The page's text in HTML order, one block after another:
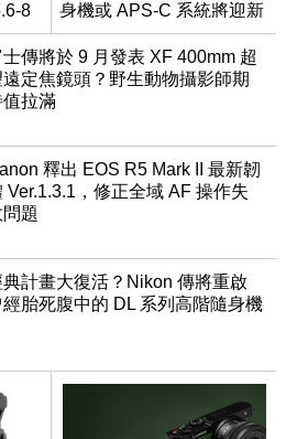
8
身機或 APS-C 系統將迎新
成員？
士傳將於 9 月發表 XF 400mm 超
遠定焦鏡頭？野生動物攝影師期
值拉滿
釋出 EOS R5 Mark II 最新韌
Ver.1.3.1，修正全域 AF 操作失
問題
典計畫大復活？Nikon 傳將重啟
經胎死腹中的 DL 系列高階隨身機